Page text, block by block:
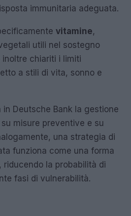
immunitaria adeguata.
vitamine,
utili nel sostegno
inoltre chiariti i limiti
a stili di vita, sonno e
in Deutsche Bank la gestione
misure preventive e su
una strategia di
funziona come una forma
riducendo la probabilità di
fasi di vulnerabilità.